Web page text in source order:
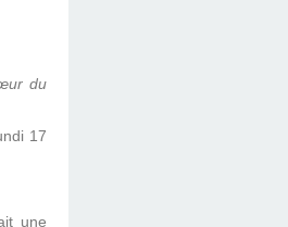
du
17
une